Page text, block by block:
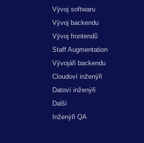
Vývoj softwaru
Vývoj backendu
Vývoj frontendů
Staff Augmentation
Vývojáři backendu
Cloudoví inženýři
Datoví inženýři
Další
Inženýři QA